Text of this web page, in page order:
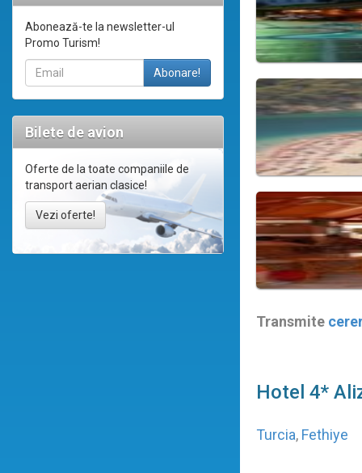
Abonează-te la newsletter-ul
Promo Turism!
Bilete de avion
Oferte de la toate companiile de
transport aerian clasice!
Vezi oferte!
Transmite
Hotel 4*
Turcia, Fethiye